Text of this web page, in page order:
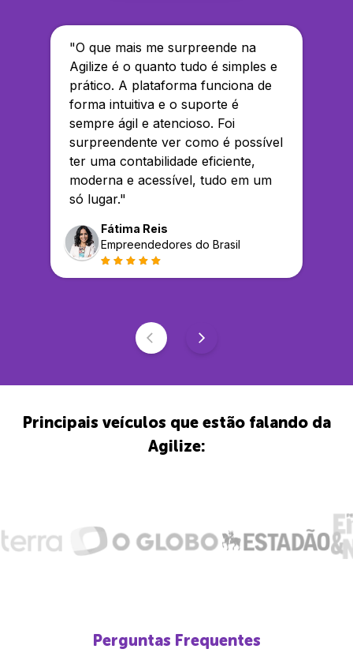
"O que mais me surpreende na
Agilize é o quanto tudo é simples e
prático. A plataforma funciona de
forma intuitiva e o suporte é
sempre ágil e atencioso. Foi
surpreendente ver como é possível
ter uma contabilidade eficiente,
moderna e acessível, tudo em um
só lugar."
Fátima Reis
Empreendedores do Brasil
Principais veículos que estão falando da
Agilize:
Perguntas Frequentes